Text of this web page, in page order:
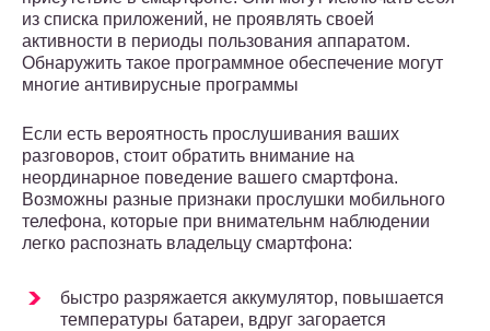
из списка приложений, не проявлять своей
активности в периоды пользования аппаратом.
Обнаружить такое программное обеспечение могут
многие антивирусные программы
Если есть вероятность прослушивания ваших
разговоров, стоит обратить внимание на
неординарное поведение вашего смартфона.
Возможны разные признаки прослушки мобильного
телефона, которые при внимательнм наблюдении
легко распознать владельцу смартфона:
быстро разряжается аккумулятор, повышается
температуры батареи, вдруг загорается